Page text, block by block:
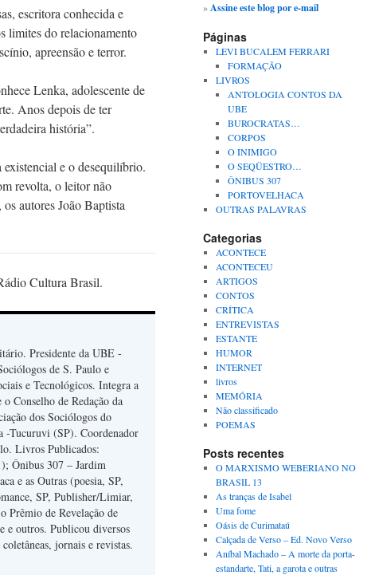
escritora conhecida e
limites do relacionamento
apreensão e terror.
Lenka, adolescente de
Anos depois de ter
história”.
e o desequilíbrio.
revolta, o leitor não
, os autores João Baptista
Cultura Brasil.
Presidente da UBE -
de S. Paulo e
e Tecnológicos. Integra a
Conselho de Redação da
dos Sociólogos do
-Tucuruvi (SP). Coordenador
Livros Publicados:
Ônibus 307 – Jardim
e as Outras (poesia, SP,
SP, Publisher/Limiar,
Prêmio de Revelação de
e outros. Publicou diversos
jornais e revistas.
»Assine este blog por e-mail
Páginas
LEVI BUCALEM FERRARI
FORMAÇÃO
LIVROS
ANTOLOGIA CONTOS DA
UBE
BUROCRATAS…
CORPOS
O INIMIGO
O SEQÜESTRO…
ÔNIBUS 307
PORTOVELHACA
OUTRAS PALAVRAS
Categorias
ACONTECE
ACONTECEU
ARTIGOS
CONTOS
CRÍTICA
ENTREVISTAS
ESTANTE
HUMOR
INTERNET
livros
MEMÓRIA
Não classificado
POEMAS
Posts recentes
O MARXISMO WEBERIANO NO
BRASIL 13
As tranças de Isabel
Uma fome
Oásis de Curimataú
Calçada de Verso – Ed. Novo Verso
Aníbal Machado – A morte da porta-
estandarte, Tati, a garota e outras